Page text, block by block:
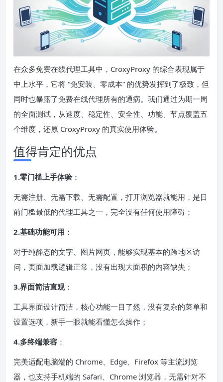
在众多免费在线代理工具中，CroxyProxy 的综合表现属于
中上水平，它将 “免安装、零成本” 的优势发挥到了极致，但
同时也暴露了免费在线代理所有的通病。我们通过为期一周
的全面测试，从速度、稳定性、安全性、功能、节点覆盖五
个维度，还原 CroxyProxy 的真实使用体验。
值得肯定的优点
1.零门槛上手体验：
无需注册、无需下载、无需配置，打开浏览器就能用，是目
前门槛最低的代理工具之一，完全没有任何使用障碍；
2.基础功能可用 ：
对于纯静态的文字、图片网页，能够实现基本的跨地区访
问，页面加载逻辑正常，没有出现大面积的内容缺失；
3.界面简洁直观：
工具界面设计简洁，核心功能一目了然，没有复杂的菜单和
设置选项，新手一眼就能看懂怎么操作；
4.多终端兼容 ：
完美适配电脑端的 Chrome、Edge、Firefox 等主流浏览
器，也支持手机端的 Safari、Chrome 浏览器，无需针对不